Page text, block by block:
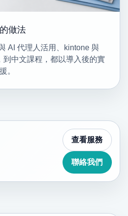
做法
AI 代理人活用、kintone 與
到中文課程，都以導入後的實
。
查看服務
聯絡我們